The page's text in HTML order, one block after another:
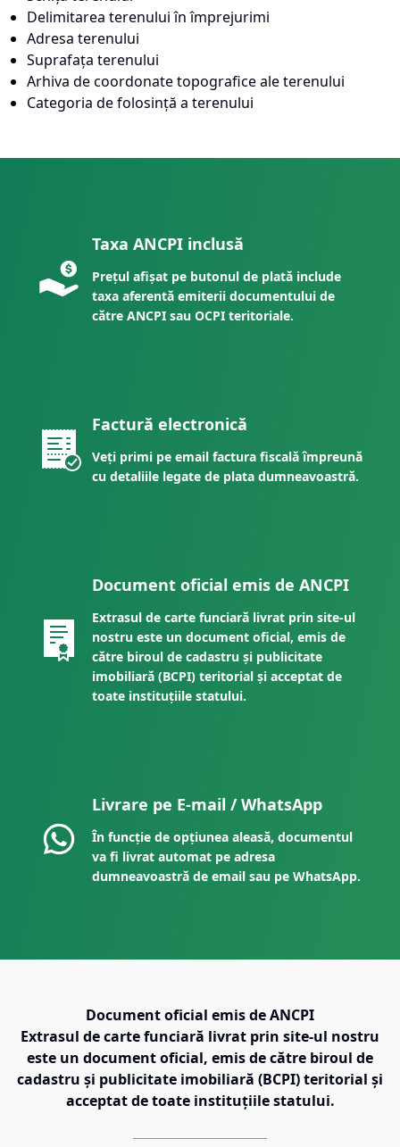
Delimitarea terenului în împrejurimi
Adresa terenului
Suprafața terenului
Arhiva de coordonate topografice ale terenului
Categoria de folosință a terenului
Taxa ANCPI inclusă
Prețul afișat pe butonul de plată include
taxa aferentă emiterii documentului de
către ANCPI sau OCPI teritoriale.
Factură electronică
Veți primi pe email factura fiscală împreună
cu detaliile legate de plata dumneavoastră.
Document oficial emis de ANCPI
Extrasul de carte funciară livrat prin site-ul
nostru este un document oficial, emis de
către biroul de cadastru și publicitate
imobiliară (BCPI) teritorial și acceptat de
toate instituțiile statului.
Livrare pe E-mail / WhatsApp
În funcție de opțiunea aleasă, documentul
va fi livrat automat pe adresa
dumneavoastră de email sau pe WhatsApp.
Document oficial emis de ANCPI
Extrasul de carte funciară livrat prin site-ul nostru
este un document oficial, emis de către biroul de
cadastru și publicitate imobiliară (BCPI) teritorial și
acceptat de toate instituțiile statului.